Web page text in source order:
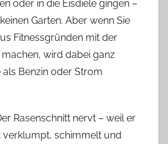
oder in die Eisdiele gingen –
Garten. Aber wenn Sie
Fitnessgründen mit der
wird dabei ganz
Benzin oder Strom
Rasenschnitt nervt – weil er
schimmelt und